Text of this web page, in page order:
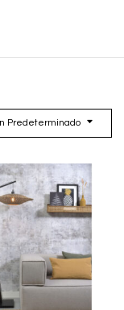
Predeterminado